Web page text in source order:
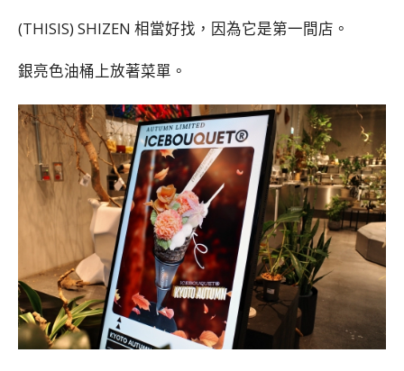
(THISIS) SHIZEN 相當好找，因為它是第一間店。
銀亮色油桶上放著菜單。